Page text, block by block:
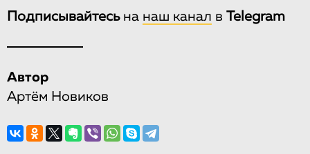
Подписывайтесьна наш канал в Telegram
Автор
Артём Новиков